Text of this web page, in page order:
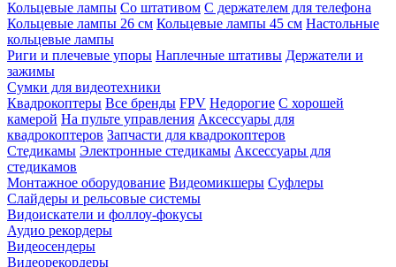
Кольцевые лампы Со штативом C держателем для телефона
Кольцевые лампы 26 см Кольцевые лампы 45 см Настольные
кольцевые лампы
Риги и плечевые упоры Наплечные штативы Держатели и
зажимы
Сумки для видеотехники
Квадрокоптеры Все бренды FPV Недорогие С хорошей
камерой На пульте управления Аксессуары для
квадрокоптеров Запчасти для квадрокоптеров
Стедикамы Электронные стедикамы Аксессуары для
стедикамов
Монтажное оборудование Видеомикшеры Суфлеры
Слайдеры и рельсовые системы
Видоискатели и фоллоу-фокусы
Аудио рекордеры
Видеосендеры
Видеорекордеры